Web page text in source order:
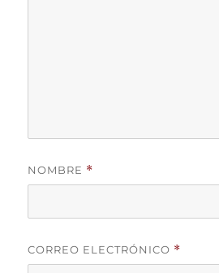
NOMBRE *
CORREO ELECTRÓNICO *